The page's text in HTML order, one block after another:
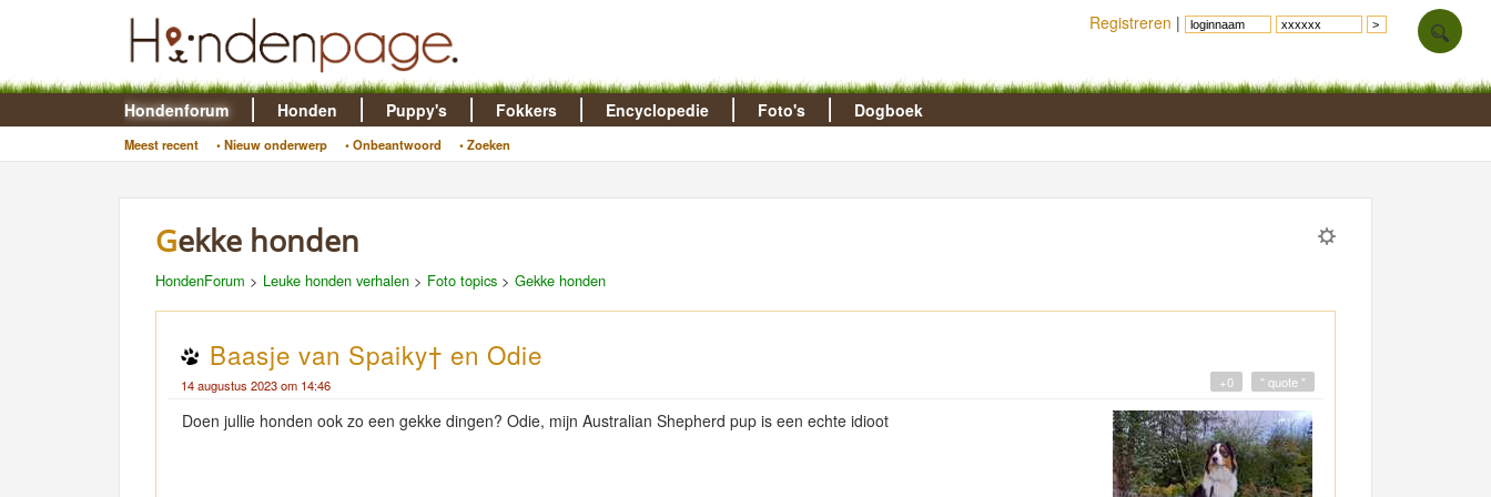
Hondenforum
Meest recent • Nieuw onderwerp • Onbeantwoord • Zoeken
Honden Puppy's Fokkers Encyclopedie Foto's Dogboek
Gekke honden
HondenForum > Leuke honden verhalen > Foto topics > Gekke honden
Baasje van Spaiky† en Odie
14 augustus 2023 om 14:46 " quote "
+0
Doen jullie honden ook zo een gekke dingen? Odie, mijn Australian Shepherd pup is een echte idioot
Registreren |